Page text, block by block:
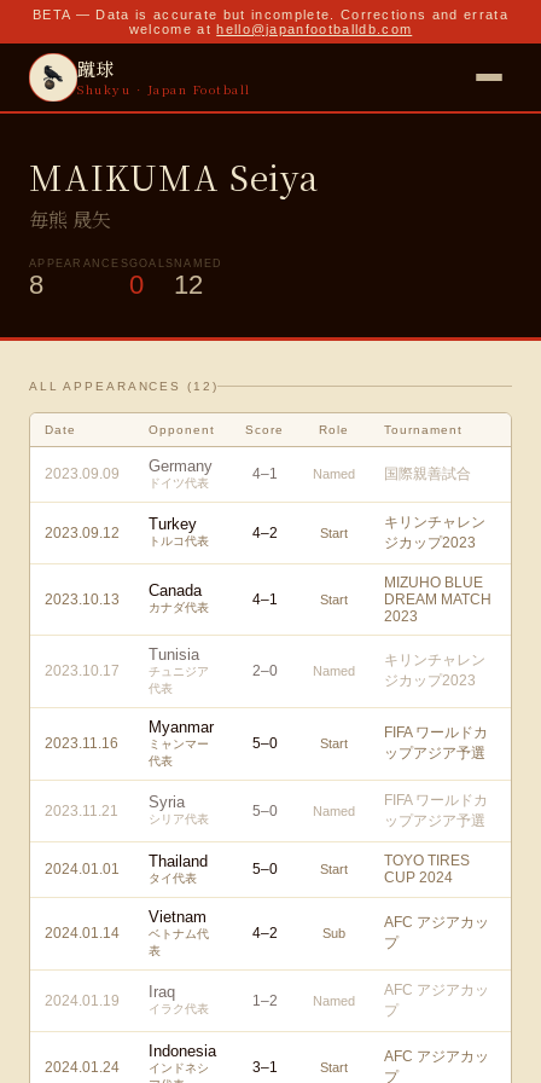
BETA — Data is accurate but incomplete. Corrections and errata
welcome at hello@japanfootballdb.com
蹴球
Shukyu · Japan Football
MAIKUMA Seiya
毎熊 晟矢
APPEARANCES
8
GOALS
0
NAMED
12
ALL APPEARANCES ( 12 )
Date Opponent Score Role Tournament
2023.09.09 Germany
ドイツ代表
4–1 Named 国際親善試合
2023.09.12 Turkey
トルコ代表 4–2 Start
キリンチャレン
ジカップ2023
2023.10.13 Canada
カナダ代表 4–1 Start
MIZUHO BLUE
DREAM MATCH
2023
2023.10.17
Tunisia
チュニジア
代表
2–0 Named
キリンチャレン
ジカップ2023
2023.11.16
Myanmar
ミャンマー
代表
5–0 Start
FIFA ワールドカ
ップアジア予選
2023.11.21 Syria
シリア代表 5–0 Named
FIFA ワールドカ
ップアジア予選
2024.01.01 Thailand
タイ代表
5–0 Start
TOYO TIRES
CUP 2024
2024.01.14
Vietnam
ベトナム代
表
4–2 Sub
AFC アジアカッ
プ
2024.01.19 Iraq
イラク代表 1–2 Named
AFC アジアカッ
プ
2024.01.24
Indonesia
インドネシ
3–1 Start
AFC アジアカッ
プ